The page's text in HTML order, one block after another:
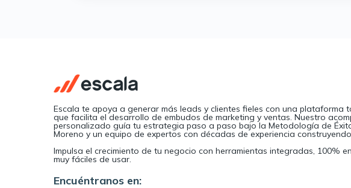
Escala te apoya a generar más leads y clientes fieles con una plataforma
que facilita el desarrollo de embudos de marketing y ventas. Nuestro
personalizado guía tu estrategia paso a paso bajo la Metodología de
Moreno y un equipo de expertos con décadas de experiencia
Impulsa el crecimiento de tu negocio con herramientas integradas, 100%
muy fáciles de usar.
Encuéntranos en: